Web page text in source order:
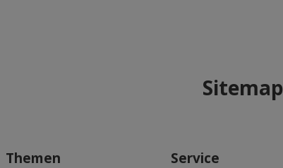
Sitemap
Themen Service